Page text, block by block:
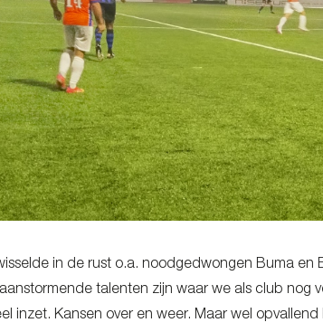
in de rust o.a. noodgedwongen Buma
talenten zijn waar we als club nog
inzet. Kansen over en weer. Maar wel